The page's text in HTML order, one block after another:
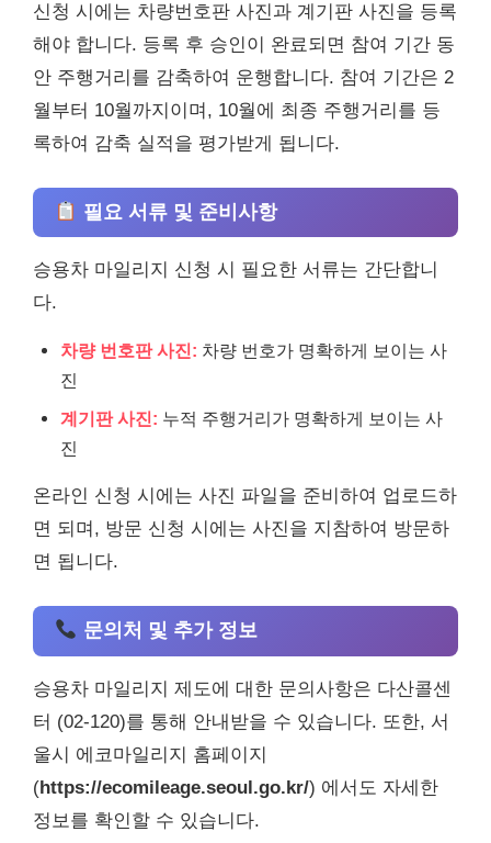
신청 시에는 차량번호판 사진과 계기판 사진을 등록
해야 합니다. 등록 후 승인이 완료되면 참여 기간 동
안 주행거리를 감축하여 운행합니다. 참여 기간은 2
월부터 10월까지이며, 10월에 최종 주행거리를 등
록하여 감축 실적을 평가받게 됩니다.
필요 서류 및 준비사항
승용차 마일리지 신청 시 필요한 서류는 간단합니
다.
차량 번호판 사진: 차량 번호가 명확하게 보이는 사
진
계기판 사진: 누적 주행거리가 명확하게 보이는 사
진
온라인 신청 시에는 사진 파일을 준비하여 업로드하
면 되며, 방문 신청 시에는 사진을 지참하여 방문하
면 됩니다.
문의처 및 추가 정보
승용차 마일리지 제도에 대한 문의사항은 다산콜센
터 (02-120)를 통해 안내받을 수 있습니다. 또한, 서
울시 에코마일리지 홈페이지
(https://ecomileage.seoul.go.kr/) 에서도 자세한
정보를 확인할 수 있습니다.